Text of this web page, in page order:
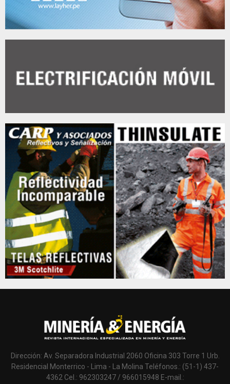
Dirección: Av. Separadora Industrial 2060 Oficina 303 Torre 1 Urb.
Residencial Monterrico - Lima - La Molina Teléfonos.: (51-1) 437-
4362 Cel.: 962303247 / 966015948 E-mail.: